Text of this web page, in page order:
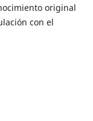
original
con el